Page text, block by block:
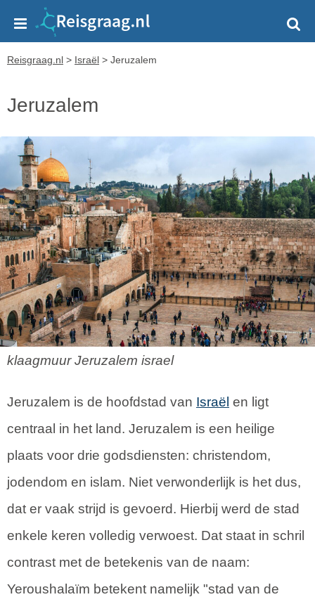
Reisgraag.nl > Israël > Jeruzalem
Jeruzalem
klaagmuur Jeruzalem israel
Jeruzalem is de hoofdstad van Israël en ligt
centraal in het land. Jeruzalem is een heilige
plaats voor drie godsdiensten: christendom,
jodendom en islam. Niet verwonderlijk is het dus,
dat er vaak strijd is gevoerd. Hierbij werd de stad
enkele keren volledig verwoest. Dat staat in schril
contrast met de betekenis van de naam:
Yeroushalaïm betekent namelijk "stad van de